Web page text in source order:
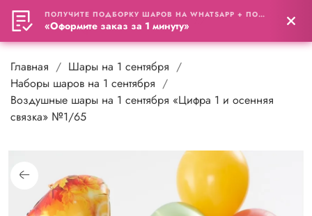
0
Главная
Шары на 1 сентября
Наборы шаров на 1 сентября
Воздушные шары на 1 сентября «Цифра 1 и осенняя
связка» №1/65
ПОЛУЧИТЕ ПОДБОРКУ ШАРОВ НА WHATSAPP + ПОДАРОК
«Оформите заказ за 1 минуту»